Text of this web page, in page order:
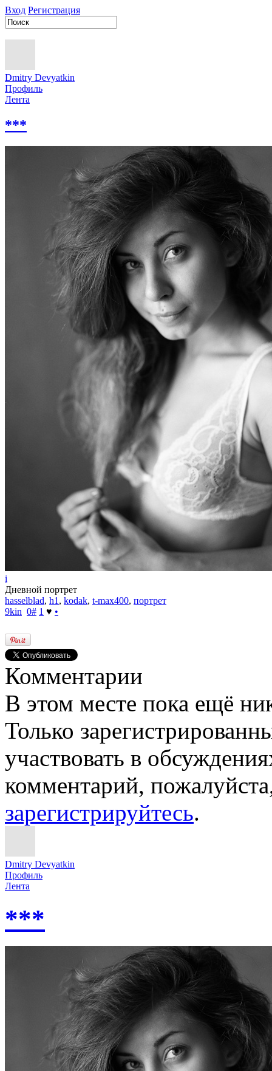
Вход Регистрация
Dmitry Devyatkin
Профиль
Лента
***
i
Дневной портрет
hasselblad, h1 , kodak, t-max400, портрет
9kin 0# 1 ♥ •
Комментарии
В этом месте пока ещё
Только
участвовать в
комментарий,
зарегистрируйтесь.
Dmitry Devyatkin
Профиль
Лента
***